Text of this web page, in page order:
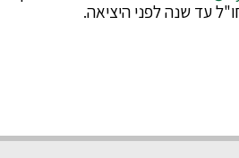
עד שנה לפני היציאה.